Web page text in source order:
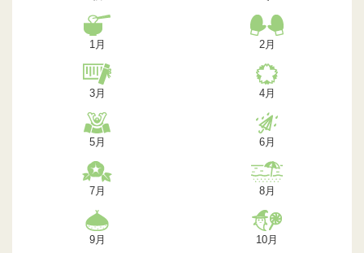
1月 2月
3月 4月
5月 6月
7月 8月
9月 10月